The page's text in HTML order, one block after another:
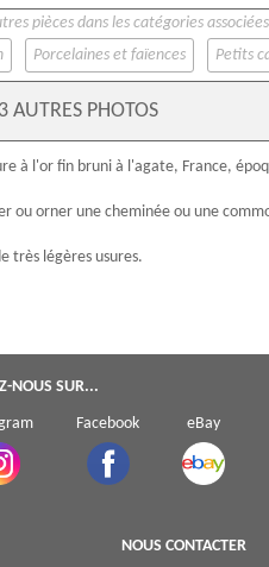
pièces dans les catégories
Porcelaines et faïences Petits
AUTRES PHOTOS
à l'or fin bruni à l'agate, France,
ou orner une cheminée ou une
très légères usures.
NOUS SUR...
Facebook eBay
NOUS CONTACTER